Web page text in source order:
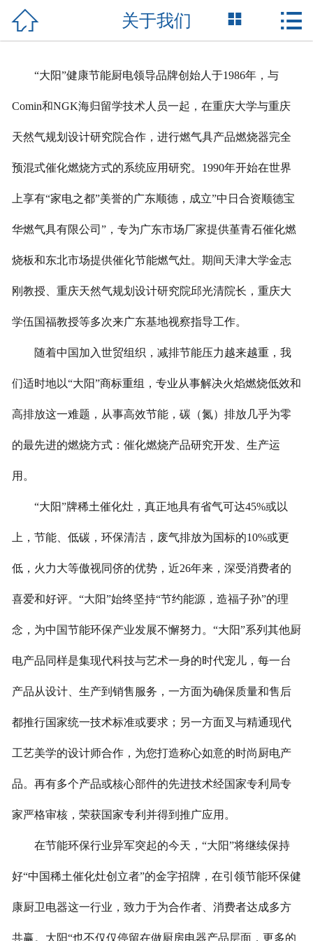
网站首页
荣誉资质
成功案例
技术支持
联系我们
 关于我们  
“大阳”健康节能厨电领导品牌创始人于1986年，与
Comin和NGK海归留学技术人员一起，在重庆大学与重庆
天然气规划设计研究院合作，进行燃气具产品燃烧器完全
预混式催化燃烧方式的系统应用研究。1990年开始在世界
上享有“家电之都”美誉的广东顺德，成立”中日合资顺德宝
华燃气具有限公司”，专为广东市场厂家提供堇青石催化燃
烧板和东北市场提供催化节能燃气灶。期间天津大学金志
刚教授、重庆天然气规划设计研究院邱光清院长，重庆大
学伍国福教授等多次来广东基地视察指导工作。
随着中国加入世贸组织，减排节能压力越来越重，我
们适时地以“大阳”商标重组，专业从事解决火焰燃烧低效和
高排放这一难题，从事高效节能，碳（氮）排放几乎为零
的最先进的燃烧方式：催化燃烧产品研究开发、生产运
用。
“大阳”牌稀土催化灶，真正地具有省气可达45%或以
上，节能、低碳，环保清洁，废气排放为国标的10%或更
低，火力大等傲视同侪的优势，近26年来，深受消费者的
喜爱和好评。“大阳”始终坚持“节约能源，造福子孙”的理
念，为中国节能环保产业发展不懈努力。“大阳”系列其他厨
电产品同样是集现代科技与艺术一身的时代宠儿，每一台
产品从设计、生产到销售服务，一方面为确保质量和售后
都推行国家统一技术标准或要求；另一方面叉与精通现代
工艺美学的设计师合作，为您打造称心如意的时尚厨电产
品。再有多个产品或核心部件的先进技术经国家专利局专
家严格审核，荣获国家专利并得到推广应用。
在节能环保行业异军突起的今天，“大阳”将继续保持
好“中国稀土催化灶创立者”的金字招牌，在引领节能环保健
康厨卫电器这一行业，致力于为合作者、消费者达成多方
共赢。大阳“也不仅仅停留在做厨房电器产品层面，更多的